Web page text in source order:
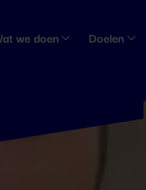
we doen Doelen